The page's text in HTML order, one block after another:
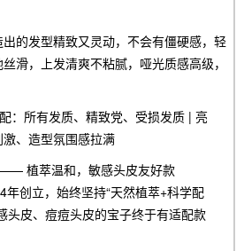
的发型精致又灵动，不会有僵硬感，轻
滑，上发清爽不粘腻，哑光质感高级，
：所有发质、精致党、受损发质 | 亮
、造型氛围感拉满
植萃温和，敏感头皮友好款
创立，始终坚持“天然植萃+科学配
头皮、痘痘头皮的宝子终于有适配款